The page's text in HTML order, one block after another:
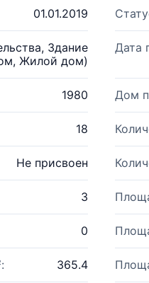
01.01.2019
Здание
Жилой дом)
Дата
1980 Дом
18
Не присвоен
3
0
365.4